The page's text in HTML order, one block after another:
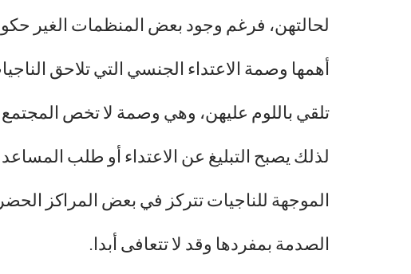
لحالتهن، فرغم وجود بعض المنظمات الغير
أهمها وصمة الاعتداء الجنسي التي تلاحق
تلقي باللوم عليهن، وهي وصمة لا تخص
لذلك يصبح التبليغ عن الاعتداء أو طلب
الموجهة للناجيات تتركز في بعض المراكز
الصدمة بمفردها وقد لا تتعافى أبدا.